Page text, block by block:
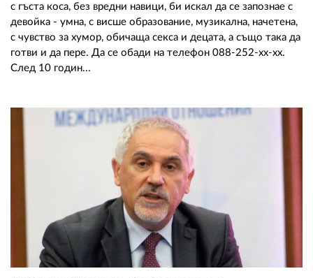
с гъста коса, без вредни навици, би искал да се запознае с
девойка - умна, с висше образование, музикална, начетена,
с чувство за хумор, обичаща секса и децата, а също така да
готви и да пере. Да се обади на телефон 088-252-хх-хх.
След 10 годин...